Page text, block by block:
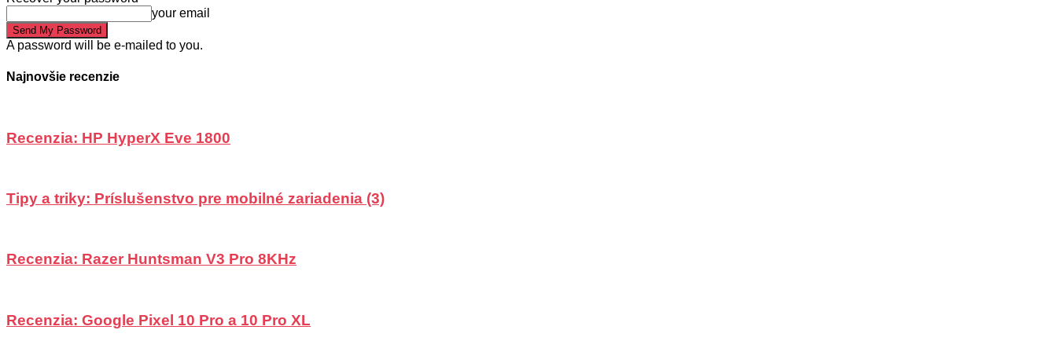
your email
A password will be e-mailed to you.
Najnovšie recenzie
Recenzia: HP HyperX Eve 1800
Tipy a triky: Príslušenstvo pre mobilné zariadenia (3)
Recenzia: Razer Huntsman V3 Pro 8KHz
Recenzia: Google Pixel 10 Pro a 10 Pro XL